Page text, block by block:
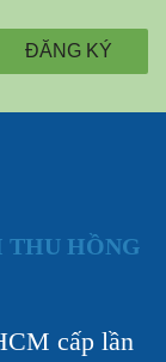
ĐĂNG KÝ
THU HỒNG
cấp lần